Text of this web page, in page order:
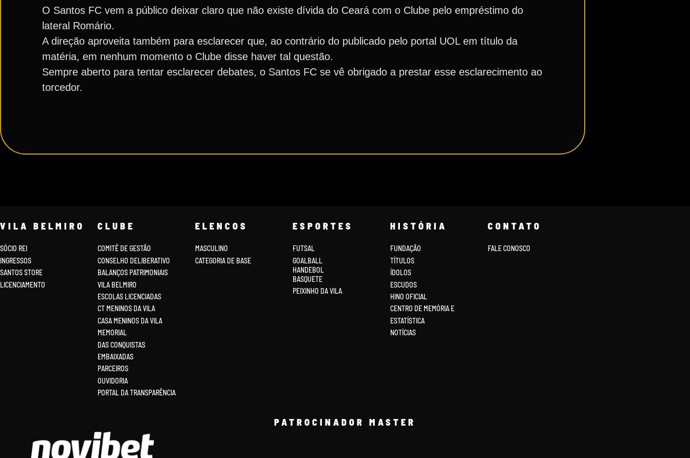
O Santos FC vem a público deixar claro que não existe dívida do Ceará com o Clube pelo empréstimo do
lateral Romário.
A direção aproveita também para esclarecer que, ao contrário do publicado pelo portal UOL em título da
matéria, em nenhum momento o Clube disse haver tal questão.
Sempre aberto para tentar esclarecer debates, o Santos FC se vê obrigado a prestar esse esclarecimento ao
torcedor.
VILA BELMIRO
SÓCIO REI
INGRESSOS
SANTOS STORE
LICENCIAMENTO
CLUBE
COMITÊ DE GESTÃO
CONSELHO DELIBERATIVO
BALANÇOS PATRIMONIAIS
VILA BELMIRO
ESCOLAS LICENCIADAS
CT MENINOS DA VILA
CASA MENINOS DA VILA
MEMORIAL
DAS CONQUISTAS
EMBAIXADAS
PARCEIROS
OUVIDORIA
PORTAL DA TRANSPARÊNCIA
ELENCOS
MASCULINO
CATEGORIA DE BASE
ESPORTES
FUTSAL
GOALBALL
HANDEBOL
BASQUETE
PEIXINHO DA VILA
HISTÓRIA
FUNDAÇÃO
TÍTULOS
ÍDOLOS
ESCUDOS
HINO OFICIAL
CENTRO DE MEMÓRIA E
ESTATÍSTICA
NOTÍCIAS
CONTATO
FALE CONOSCO
PATROCINADOR MASTER